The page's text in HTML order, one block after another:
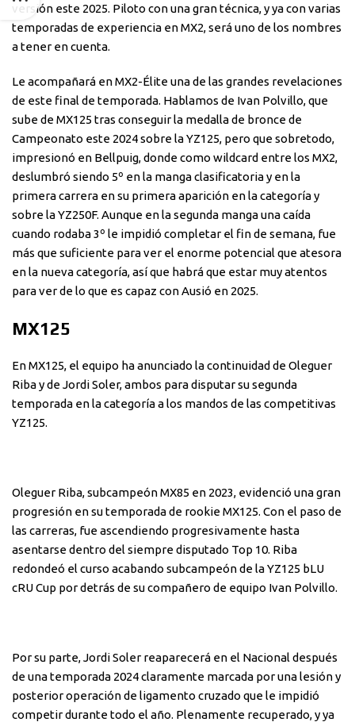
versión este 2025. Piloto con una gran técnica, y ya con varias
temporadas de experiencia en MX2, será uno de los nombres
a tener en cuenta.
Le acompañará en MX2-Élite una de las grandes revelaciones
de este final de temporada. Hablamos de Ivan Polvillo, que
sube de MX125 tras conseguir la medalla de bronce de
Campeonato este 2024 sobre la YZ125, pero que sobretodo,
impresionó en Bellpuig, donde como wildcard entre los MX2,
deslumbró siendo 5º en la manga clasificatoria y en la
primera carrera en su primera aparición en la categoría y
sobre la YZ250F. Aunque en la segunda manga una caída
cuando rodaba 3º le impidió completar el fin de semana, fue
más que suficiente para ver el enorme potencial que atesora
en la nueva categoría, así que habrá que estar muy atentos
para ver de lo que es capaz con Ausió en 2025.
MX125
En MX125, el equipo ha anunciado la continuidad de Oleguer
Riba y de Jordi Soler, ambos para disputar su segunda
temporada en la categoría a los mandos de las competitivas
YZ125.
Oleguer Riba, subcampeón MX85 en 2023, evidenció una gran
progresión en su temporada de rookie MX125. Con el paso de
las carreras, fue ascendiendo progresivamente hasta
asentarse dentro del siempre disputado Top 10. Riba
redondeó el curso acabando subcampeón de la YZ125 bLU
cRU Cup por detrás de su compañero de equipo Ivan Polvillo.
Por su parte, Jordi Soler reaparecerá en el Nacional después
de una temporada 2024 claramente marcada por una lesión y
posterior operación de ligamento cruzado que le impidió
competir durante todo el año. Plenamente recuperado, y ya